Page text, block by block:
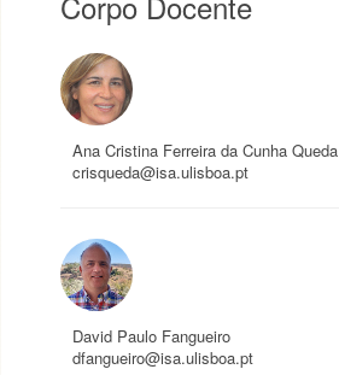
Ana Cristina Ferreira da Cunha Queda
crisqueda@isa.ulisboa.pt
David Paulo Fangueiro
dfangueiro@isa.ulisboa.pt